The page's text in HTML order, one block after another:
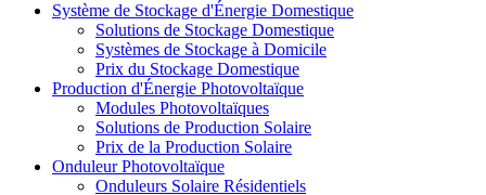
Système de Stockage d'Énergie Domestique
Solutions de Stockage Domestique
Systèmes de Stockage à Domicile
Prix du Stockage Domestique
Production d'Énergie Photovoltaïque
Modules Photovoltaïques
Solutions de Production Solaire
Prix de la Production Solaire
Onduleur Photovoltaïque
Onduleurs Solaire Résidentiels